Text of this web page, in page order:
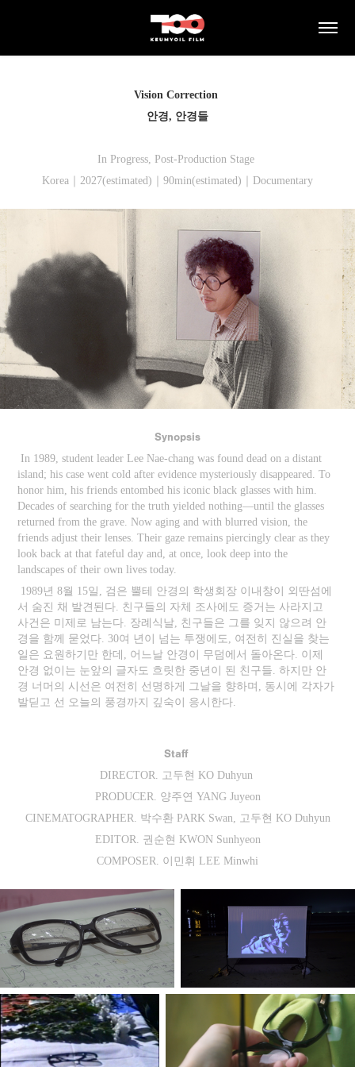
Vision Correction
안경, 안경들
In Progress, Post-Production Stage
Korea｜2027(estimated)｜90min(estimated)｜Documentary
Synopsis
In 1989, student leader Lee Nae-chang was found dead on a distant
island; his case went cold after evidence mysteriously disappeared. To
honor him, his friends entombed his iconic black glasses with him.
Decades of searching for the truth yielded nothing—until the glasses
returned from the grave. Now aging and with blurred vision, the
friends adjust their lenses. Their gaze remains piercingly clear as they
look back at that fateful day and, at once, look deep into the
landscapes of their own lives today.
1989년 8월 15일, 검은 뿔테 안경의 학생회장 이내창이 외딴섬에
서 숨진 채 발견된다. 친구들의 자체 조사에도 증거는 사라지고
사건은 미제로 남는다. 장례식날, 친구들은 그를 잊지 않으려 안
경을 함께 묻었다. 30여 년이 넘는 투쟁에도, 여전히 진실을 찾는
일은 요원하기만 한데, 어느날 안경이 무덤에서 돌아온다. 이제
안경 없이는 눈앞의 글자도 흐릿한 중년이 된 친구들. 하지만 안
경 너머의 시선은 여전히 선명하게 그날을 향하며, 동시에 각자가
발딛고 선 오늘의 풍경까지 깊숙이 응시한다.
Staff
DIRECTOR. 고두현 KO Duhyun
PRODUCER. 양주연 YANG Juyeon
CINEMATOGRAPHER. 박수환 PARK Swan, 고두현 KO Duhyun
EDITOR. 권순현 KWON Sunhyeon
COMPOSER. 이민휘 LEE Minwhi